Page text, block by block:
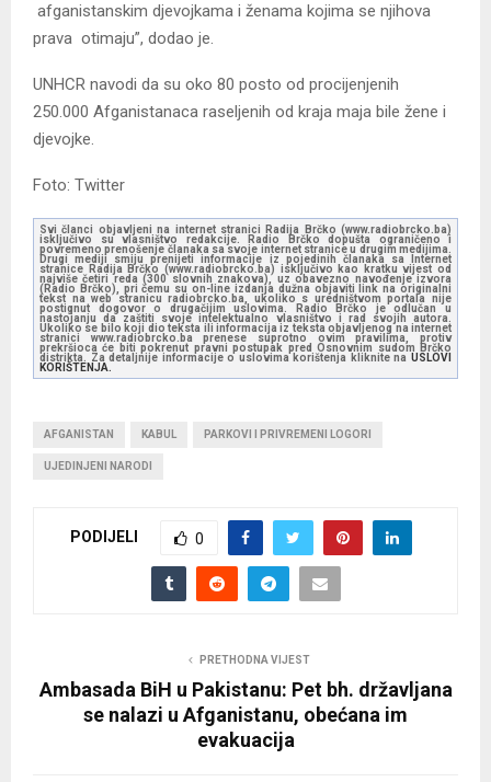
afganistanskim djevojkama i ženama kojima se njihova
prava otimaju”, dodao je.
UNHCR navodi da su oko 80 posto od procijenjenih
250.000 Afganistanaca raseljenih od kraja maja bile žene i
djevojke.
Foto: Twitter
Svi članci objavljeni na internet stranici Radija Brčko (www.radiobrcko.ba)
isključivo su vlasništvo redakcije. Radio Brčko dopušta ograničeno i
povremeno prenošenje članaka sa svoje internet stranice u drugim medijima.
Drugi mediji smiju prenijeti informacije iz pojedinih članaka sa Internet
stranice Radija Brčko (www.radiobrcko.ba) isključivo kao kratku vijest od
najviše četiri reda (300 slovnih znakova), uz obavezno navođenje izvora
(Radio Brčko), pri čemu su on-line izdanja dužna objaviti link na originalni
tekst na web stranicu radiobrcko.ba, ukoliko s uredništvom portala nije
postignut dogovor o drugačijim uslovima. Radio Brčko je odlučan u
nastojanju da zaštiti svoje intelektualno vlasništvo i rad svojih autora.
Ukoliko se bilo koji dio teksta ili informacija iz teksta objavljenog na internet
stranici www.radiobrcko.ba prenese suprotno ovim pravilima, protiv
prekršioca će biti pokrenut pravni postupak pred Osnovnim sudom Brčko
distrikta. Za detaljnije informacije o uslovima korištenja kliknite na USLOVI
KORIŠTENJA.
AFGANISTAN KABUL PARKOVI I PRIVREMENI LOGORI
UJEDINJENI NARODI
PODIJELI 0
PRETHODNA VIJEST
Ambasada BiH u Pakistanu: Pet bh. državljana
se nalazi u Afganistanu, obećana im
evakuacija